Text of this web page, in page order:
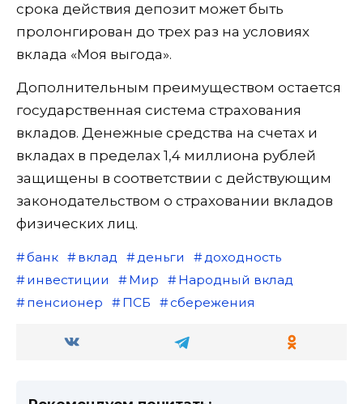
срока действия депозит может быть
пролонгирован до трех раз на условиях
вклада «Моя выгода».
Дополнительным преимуществом остается
государственная система страхования
вкладов. Денежные средства на счетах и
вкладах в пределах 1,4 миллиона рублей
защищены в соответствии с действующим
законодательством о страховании вкладов
физических лиц.
банк вклад деньги
доходность
инвестиции
Мир
Народный вклад
пенсионер
ПСБ сбережения